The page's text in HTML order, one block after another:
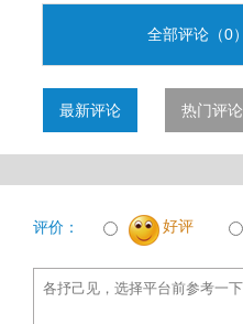
全部评论（0）
最新评论 热门评论
评价： 好评